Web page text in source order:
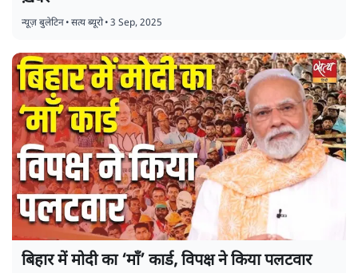
न्यूज़ बुलेटिन•सत्य ब्यूरो•3 Sep, 2025
बिहार में मोदी का ‘माँ’ कार्ड, विपक्ष ने किया पलटवार